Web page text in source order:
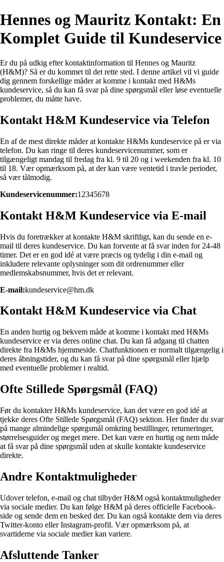
Hennes og Mauritz Kontakt: En
Komplet Guide til Kundeservice
Er du på udkig efter kontaktinformation til Hennes og Mauritz
(H&M)? Så er du kommet til det rette sted. I denne artikel vil vi guide
dig gennem forskellige måder at komme i kontakt med H&Ms
kundeservice, så du kan få svar på dine spørgsmål eller løse eventuelle
problemer, du måtte have.
Kontakt H&M Kundeservice via Telefon
En af de mest direkte måder at kontakte H&Ms kundeservice på er via
telefon. Du kan ringe til deres kundeservicenummer, som er
tilgængeligt mandag til fredag fra kl. 9 til 20 og i weekenden fra kl. 10
til 18. Vær opmærksom på, at der kan være ventetid i travle perioder,
så vær tålmodig.
Kundeservicenummer:12345678
Kontakt H&M Kundeservice via E-mail
Hvis du foretrækker at kontakte H&M skriftligt, kan du sende en e-
mail til deres kundeservice. Du kan forvente at få svar inden for 24-48
timer. Det er en god idé at være præcis og tydelig i din e-mail og
inkludere relevante oplysninger som dit ordrenummer eller
medlemskabsnummer, hvis det er relevant.
E-mail:kundeservice@hm.dk
Kontakt H&M Kundeservice via Chat
En anden hurtig og bekvem måde at komme i kontakt med H&Ms
kundeservice er via deres online chat. Du kan få adgang til chatten
direkte fra H&Ms hjemmeside. Chatfunktionen er normalt tilgængelig i
deres åbningstider, og du kan få svar på dine spørgsmål eller hjælp
med eventuelle problemer i realtid.
Ofte Stillede Spørgsmål (FAQ)
Før du kontakter H&Ms kundeservice, kan det være en god idé at
tjekke deres Ofte Stillede Spørgsmål (FAQ) sektion. Her finder du svar
på mange almindelige spørgsmål omkring bestillinger, returneringer,
størrelsesguider og meget mere. Det kan være en hurtig og nem måde
at få svar på dine spørgsmål uden at skulle kontakte kundeservice
direkte.
Andre Kontaktmuligheder
Udover telefon, e-mail og chat tilbyder H&M også kontaktmuligheder
via sociale medier. Du kan følge H&M på deres officielle Facebook-
side og sende dem en besked der. Du kan også kontakte dem via deres
Twitter-konto eller Instagram-profil. Vær opmærksom på, at
svartiderne via sociale medier kan variere.
Afsluttende Tanker